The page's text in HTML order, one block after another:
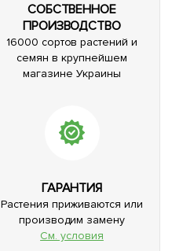
СОБСТВЕННОЕ
ПРОИЗВОДСТВО
16000 сортов растений и
семян в крупнейшем
магазине Украины
ГАРАНТИЯ
Растения приживаются или
производим замену
См. условия